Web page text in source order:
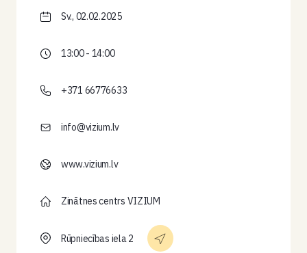
Sv., 02.02.2025
13:00 - 14:00
+371 66776633
info@vizium.lv
www.vizium.lv
Zinātnes centrs VIZIUM
Rūpniecības iela 2